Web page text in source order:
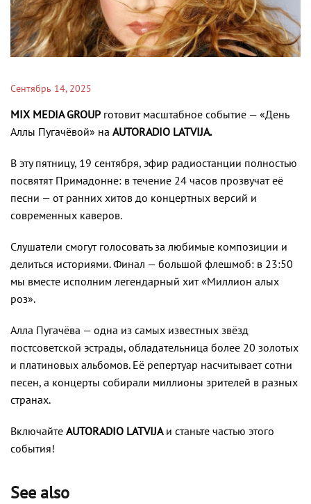
Сентябрь 14, 2025
MIX MEDIA GROUP готовит масштабное событие — «День
Аллы Пугачёвой» на AUTORADIO LATVIJA.
В эту пятницу, 19 сентября, эфир радиостанции полностью
посвятят Примадонне: в течение 24 часов прозвучат её
песни — от ранних хитов до концертных версий и
современных каверов.
Слушатели смогут голосовать за любимые композиции и
делиться историями. Финал — большой флешмоб: в 23:50
мы вместе исполним легендарный хит «Миллион алых
роз».
Алла Пугачёва — одна из самых известных звёзд
постсоветской эстрады, обладательница более 20 золотых
и платиновых альбомов. Её репертуар насчитывает сотни
песен, а концерты собирали миллионы зрителей в разных
странах.
Включайте AUTORADIO LATVIJAи станьте частью этого
события!
See also